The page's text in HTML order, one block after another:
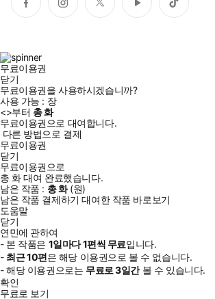
페
이
인
스
트
위
유
튜
틱
톡
무료이용권
닫기
무료이용권을 사용하시겠습니까?
사용 가능 : 장
<>부터 총화
무료이용권으로 대여합니다.
다른 방법으로 결제
무료이용권
닫기
무료이용권으로
총 화대여 완료했습니다.
남은 작품 : 총화(원)
남은 작품 결제하기 대여한 작품 바로보기
도움말
닫기
연민에 관하여
- 본 작품은 1일마다1편씩 무료입니다.
- 최근10편은 해당 이용권으로 볼 수 없습니다.
- 해당 이용권으로는 무료로3일간볼 수 있습니다.
확인
무료로 보기